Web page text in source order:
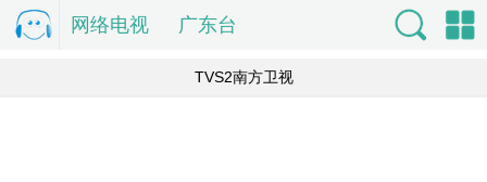
电
网络电视 广东台
TVS2南方卫视